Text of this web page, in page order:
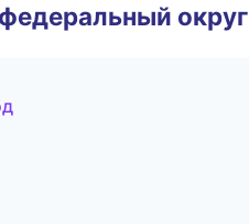
округ